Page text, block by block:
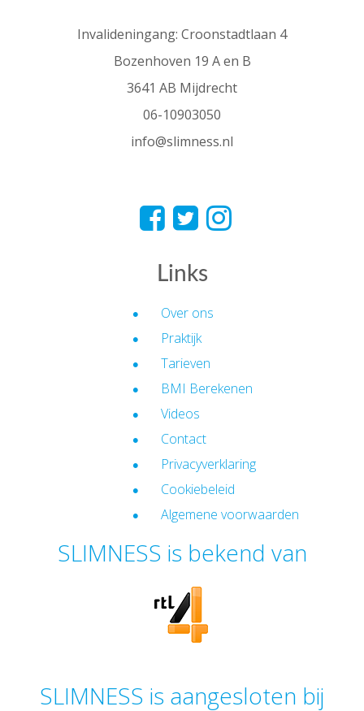
Invalideningang: Croonstadtlaan 4
Bozenhoven 19 A en B
3641 AB Mijdrecht
06-10903050
info@slimness.nl
Links
Over ons
Praktijk
Tarieven
BMI Berekenen
Videos
Contact
Privacyverklaring
Cookiebeleid
Algemene voorwaarden
SLIMNESS is bekend van
SLIMNESS is aangesloten bij